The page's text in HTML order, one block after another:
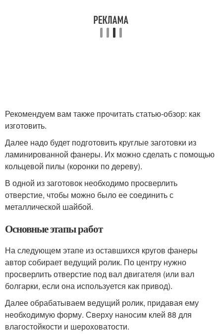
Рекомендуем вам также прочитать статью-обзор: как
изготовить.
Далее надо будет подготовить круглые заготовки из
ламинированной фанеры. Их можно сделать с помощью
кольцевой пилы (коронки по дереву).
В одной из заготовок необходимо просверлить
отверстие, чтобы можно было ее соединить с
металлической шайбой.
Основные этапы работ
На следующем этапе из оставшихся кругов фанеры
автор собирает ведущий ролик. По центру нужно
просверлить отверстие под вал двигателя (или вал
болгарки, если она используется как привод).
Далее обрабатываем ведущий ролик, придавая ему
необходимую форму. Сверху наносим клей 88 для
влагостойкости и шероховатости.